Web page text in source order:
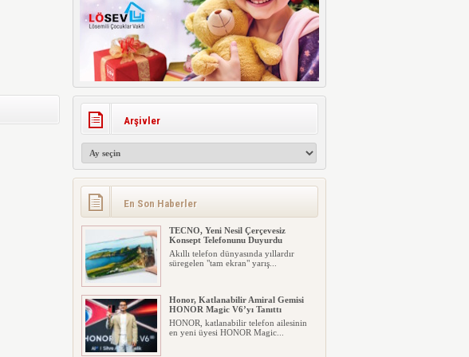
Arşivler
En Son Haberler
TECNO, Yeni Nesil Çerçevesiz
Konsept Telefonunu Duyurdu
Akıllı telefon dünyasında yıllardır
süregelen "tam ekran" yarış...
Honor, Katlanabilir Amiral Gemisi
HONOR Magic V6’yı Tanıttı
HONOR, katlanabilir telefon ailesinin
en yeni üyesi HONOR Magic...